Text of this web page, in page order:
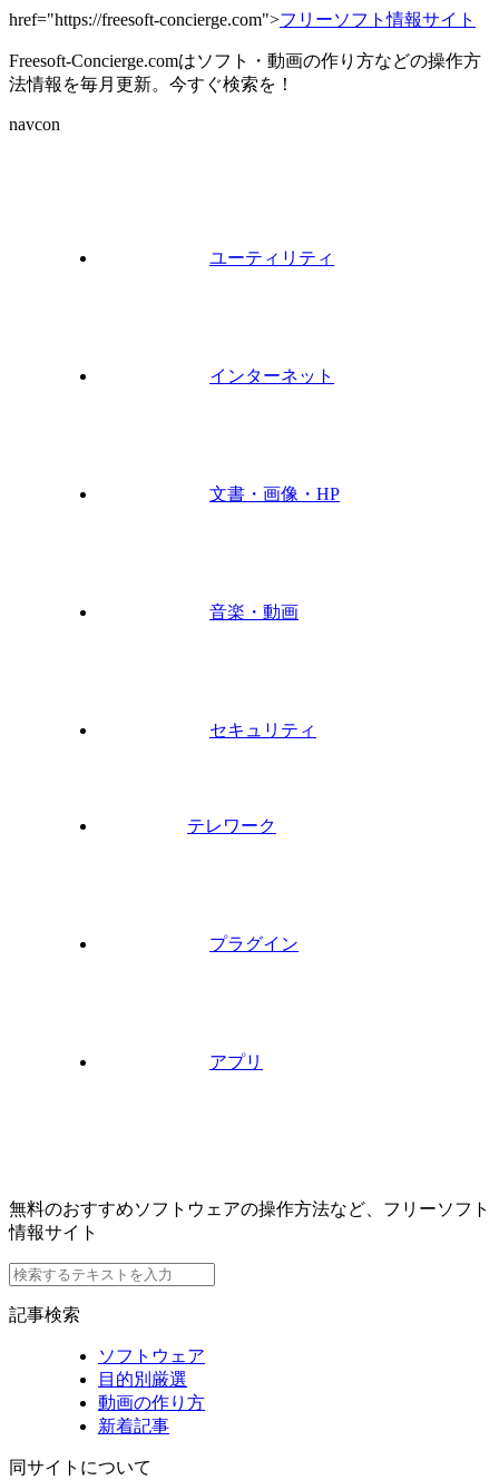
href="https://freesoft-concierge.com">フリーソフト情報サイト
Freesoft-Concierge.comはソフト・動画の作り方などの操作方
法情報を毎月更新。今すぐ検索を！
navcon
ユーティリティ
インターネット
文書・画像・HP
音楽・動画
セキュリティ
テレワーク
プラグイン
アプリ
無料のおすすめソフトウェアの操作方法など、フリーソフト
情報サイト
記事検索
ソフトウェア
目的別厳選
動画の作り方
新着記事
同サイトについて